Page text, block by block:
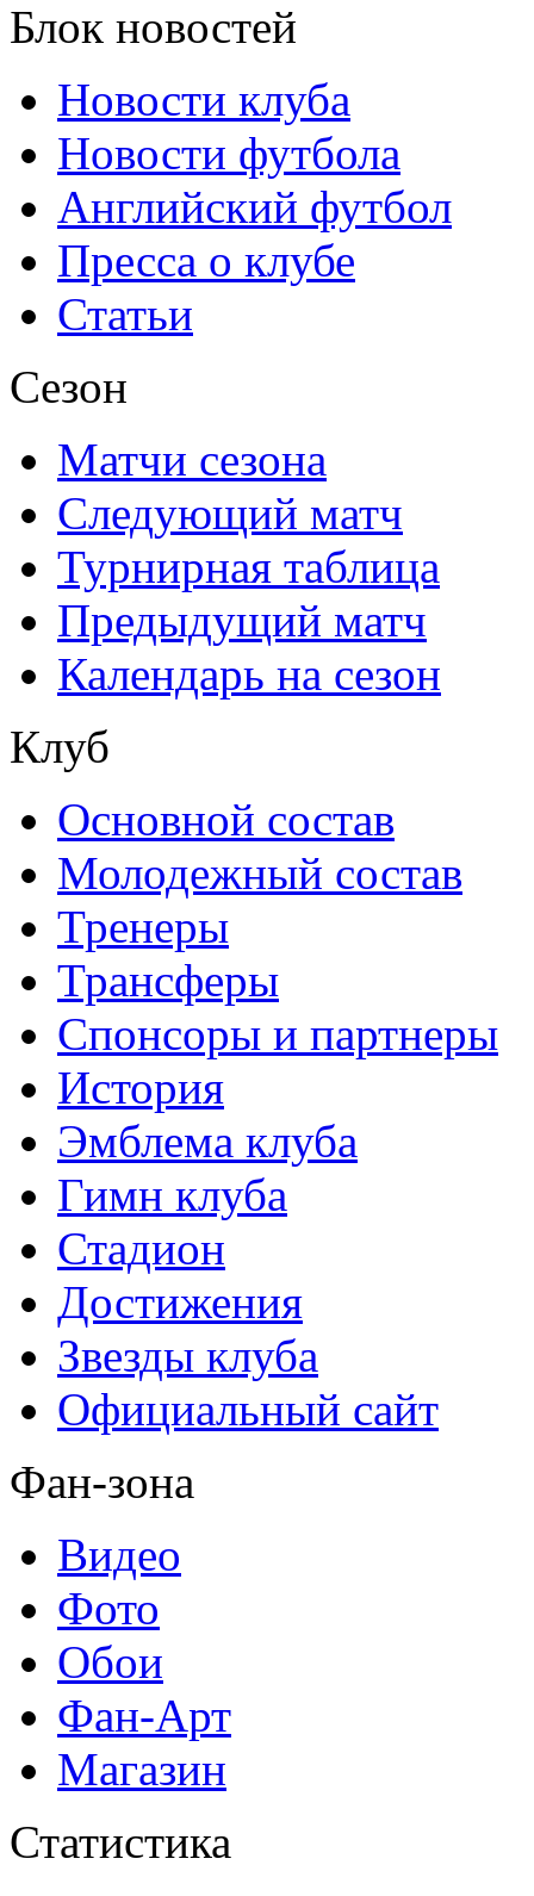
Блок новостей
Новости клуба
Новости футбола
Английский футбол
Пресса о клубе
Статьи
Сезон
Матчи сезона
Следующий матч
Турнирная таблица
Предыдущий матч
Календарь на сезон
Клуб
Основной состав
Молодежный состав
Тренеры
Трансферы
Спонсоры и партнеры
История
Эмблема клуба
Гимн клуба
Стадион
Достижения
Звезды клуба
Официальный сайт
Фан-зона
Видео
Фото
Обои
Фан-Арт
Магазин
Статистика